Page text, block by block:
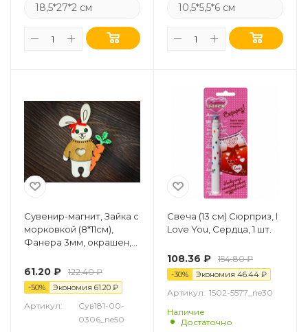
18,5*27*2 см 10,5*5,5*6 см
Сувенир-магнит, Зайка с
морковкой (8*11см),
Фанера 3мм, окрашен,
61.20 ₽ 122.40₽
-50% Экономия 61.20 ₽
Артикул:
Сув181-00-
0306_ne50
Свеча (13 см) Сюрприз, I
Love You, Сердца, 1 шт.
108.36 ₽ 154.80₽
-30% Экономия 46.44 ₽
Артикул: 1502-5577_ne30
Наличие
Достаточно